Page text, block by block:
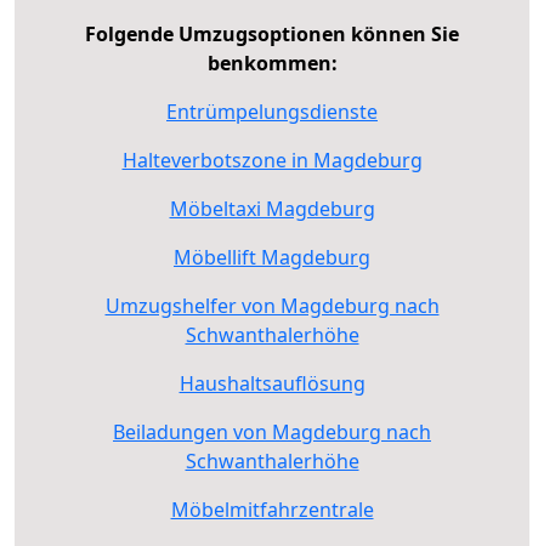
Folgende Umzugsoptionen können Sie
benkommen:
Entrümpelungsdienste
Halteverbotszone in Magdeburg
Möbeltaxi Magdeburg
Möbellift Magdeburg
Umzugshelfer von Magdeburg nach
Schwanthalerhöhe
Haushaltsauflösung
Beiladungen von Magdeburg nach
Schwanthalerhöhe
Möbelmitfahrzentrale